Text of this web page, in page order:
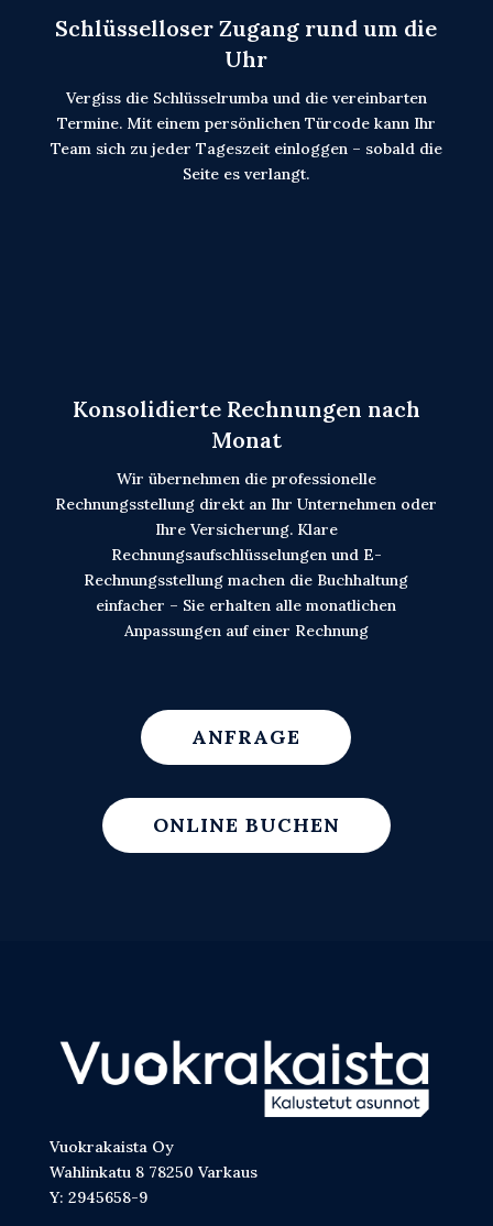
Schlüsselloser Zugang rund um die
Uhr
Vergiss die Schlüsselrumba und die vereinbarten
Termine. Mit einem persönlichen Türcode kann Ihr
Team sich zu jeder Tageszeit einloggen – sobald die
Seite es verlangt.
Konsolidierte Rechnungen nach
Monat
Wir übernehmen die professionelle
Rechnungsstellung direkt an Ihr Unternehmen oder
Ihre Versicherung. Klare
Rechnungsaufschlüsselungen und E-
Rechnungsstellung machen die Buchhaltung
einfacher – Sie erhalten alle monatlichen
Anpassungen auf einer Rechnung
ANFRAGE
ONLINE BUCHEN
Vuokrakaista Oy
Wahlinkatu 8 78250 Varkaus
Y: 2945658-9